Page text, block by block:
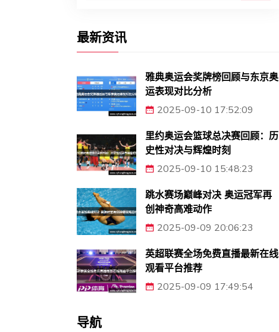
最新资讯
雅典奥运会奖牌榜回顾与东京奥
运表现对比分析
2025-09-10 17:52:09
里约奥运会篮球总决赛回顾：历
史性对决与辉煌时刻
2025-09-10 15:48:23
跳水赛场巅峰对决 奥运冠军再
创神奇高难动作
2025-09-09 20:06:23
英超联赛全场免费直播最新在线
观看平台推荐
2025-09-09 17:49:54
导航